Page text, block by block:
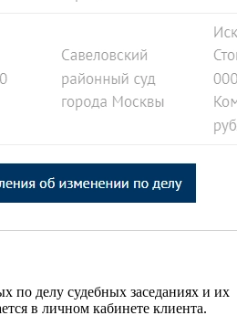
по делу судебных заседаниях и их
в личном кабинете клиента.